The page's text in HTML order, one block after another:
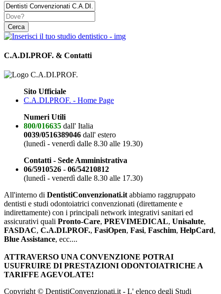
C.A.DI.PROF. & Contatti
Sito Ufficiale
C.A.DI.PROF. - Home Page
Numeri Utili
800/016635 dall' Italia
0039/0516389046 dall' estero
(lunedì - venerdì dalle 8.30 alle 19.30)
Contatti - Sede Amministrativa
06/5910526 - 06/54210812
(lunedì - venerdì dalle 8.30 alle 17.30)
All'interno di DentistiConvenzionati.it abbiamo raggruppato
dentisti e studi odontoiatrici convenzionati (direttamente e
indirettamente) con i principali network integrativi sanitari ed
assicurativi quali Pronto-Care, PREVIMEDICAL, Unisalute,
FASDAC, C.A.DI.PROF., FasiOpen, Fasi, Faschim, HelpCard,
Blue Assistance, ecc....
ATTRAVERSO UNA CONVENZIONE POTRAI
USUFRUIRE DI PRESTAZIONI ODONTOIATRICHE A
TARIFFE AGEVOLATE!
Copyright © DentistiConvenzionati.it - L' elenco degli Studi